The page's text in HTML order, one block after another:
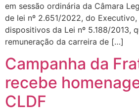
em sessão ordinária da Câmara
de lei nº 2.651/2022, do
dispositivos da Lei nº 5.188/2013,
remuneração da carreira de […]
Campanha da
recebe
CLDF